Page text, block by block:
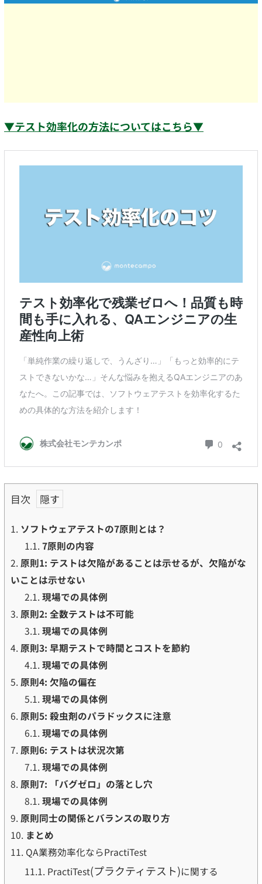
▼テスト効率化の方法についてはこちら▼
目次
1. ソフトウェアテストの7原則とは？
1.1.7原則の内容
2.原則1: テストは欠陥があることは示せるが、欠陥がな
いことは示せない
2.1.現場での具体例
3.原則2: 全数テストは不可能
3.1.現場での具体例
4.原則3: 早期テストで時間とコストを節約
4.1.現場での具体例
5.原則4: 欠陥の偏在
5.1.現場での具体例
6.原則5: 殺虫剤のパラドックスに注意
6.1.現場での具体例
7.原則6: テストは状況次第
7.1.現場での具体例
8.原則7: 「バグゼロ」の落とし穴
8.1.現場での具体例
9.原則同士の関係とバランスの取り方
10. まとめ
11. QA業務効率化ならPractiTest
11.1.PractiTest(プラクティテスト)に関する